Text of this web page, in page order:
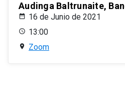
Audinga Baltrunaite,
16 de Junio de 2021
13:00
Zoom